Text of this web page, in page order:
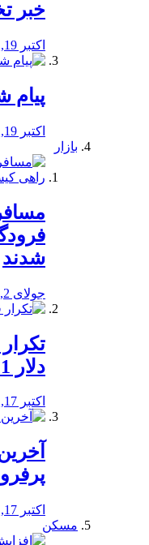
خبر
اکتبر 19, 2019
پیام
اکتبر 19, 2019
بازار
شدند
جولای 2, 2020
دلار 11 400
اکتبر 17, 2019
اکتبر 17, 2019
مسکن